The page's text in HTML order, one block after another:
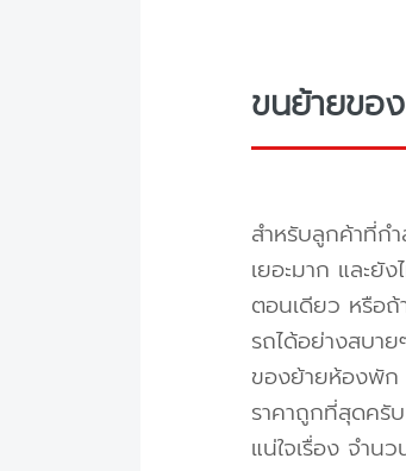
ขนย้ายขอ
สำหรับลูกค้าที่ก
เยอะมาก และยั
ตอนเดียว หรือถ้
รถได้อย่างสบา
ของย้ายห้องพัก
ราคาถูกที่สุดครั
แน่ใจเรื่อง จำน